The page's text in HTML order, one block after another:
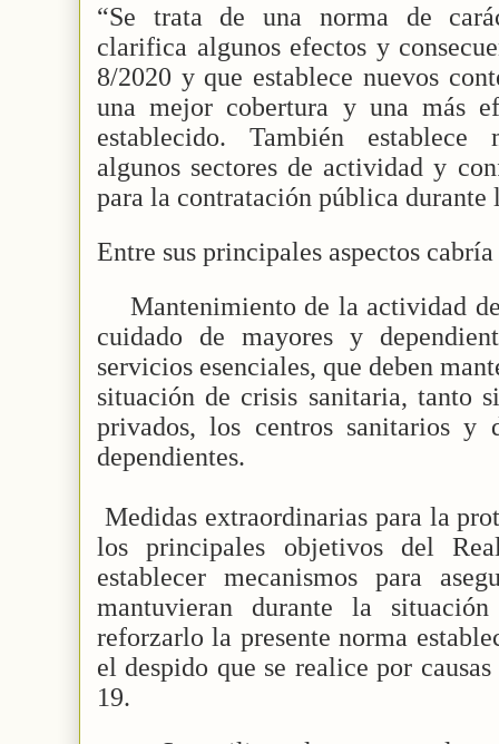
“Se trata de una norma de
clarifica algunos efectos y
8/2020 y que establece nuevos
una mejor cobertura y una más
establecido. También establece
algunos sectores de actividad y
para la contratación pública durante
Entre sus principales aspectos
Mantenimiento de la actividad
cuidado de mayores y
servicios esenciales, que deben
situación de crisis sanitaria, tanto
privados, los centros sanitarios y
dependientes.
Medidas extraordinarias para la
los principales objetivos del
establecer mecanismos para
mantuvieran durante la
reforzarlo la presente norma
el despido que se realice por
19.